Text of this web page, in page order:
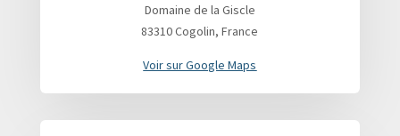
Domaine de la Giscle
83310 Cogolin, France
Voir sur Google Maps